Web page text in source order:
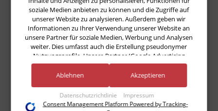
Geben Sie die erste Bewertung für diesen Artikel ab
und helfen Sie Anderen bei der Kaufentscheidung
Artikel bewerten
Es gibt noch keine Bewertungen.
soziale Medien anbieten zu können und die Zugriffe auf
unserer Website zu analysieren. Außerdem geben wir
Informationen zu Ihrer Verwendung unserer Website an
unsere Partner für soziale Medien, Werbung und Analysen
weiter. Dies umfasst auch die Erstellung pseudonymer
Nutzungsprofile. Unsere Partner (Google Advertising
Products) führen diese Informationen möglicherweise mit
weiteren Daten zusammen, die Sie ihnen bereitgestellt haben
im Rahmen Ihrer Nutzung der Dienste gesammelt haben
(bspw. Nutzungsdaten anderer Geräte). Ihre Einwilligung zur
Datenschutzrichtlinie Impressum
Ablehnen Akzeptieren
Consent Management Platform Powered by Tracking-